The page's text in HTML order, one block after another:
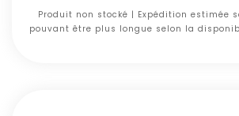
Produit non stocké | Expédition estimée
pouvant être plus longue selon la